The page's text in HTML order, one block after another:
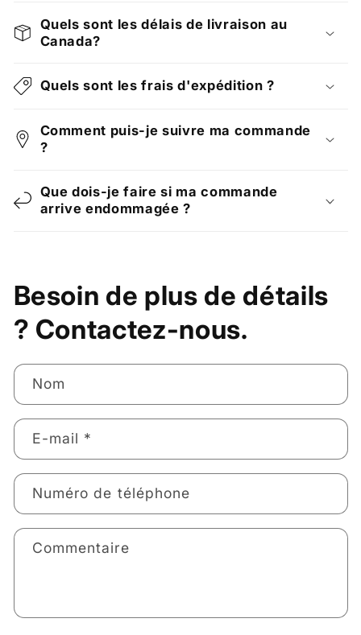
Quels sont les délais de livraison au
Canada?
Quels sont les frais d'expédition ?
Comment puis-je suivre ma commande
?
Que dois-je faire si ma commande
arrive endommagée ?
Besoin de plus de détails
? Contactez-nous.
Nom
E-mail *
Numéro de téléphone
Commentaire